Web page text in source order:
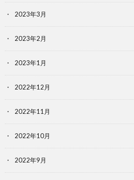
2023年3月
2023年2月
2023年1月
2022年12月
2022年11月
2022年10月
2022年9月